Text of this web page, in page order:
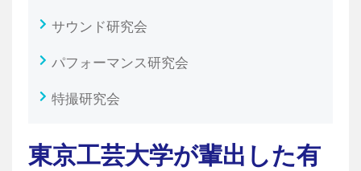
サウンド研究会
パフォーマンス研究会
特撮研究会
東京工芸大学が輩出した有